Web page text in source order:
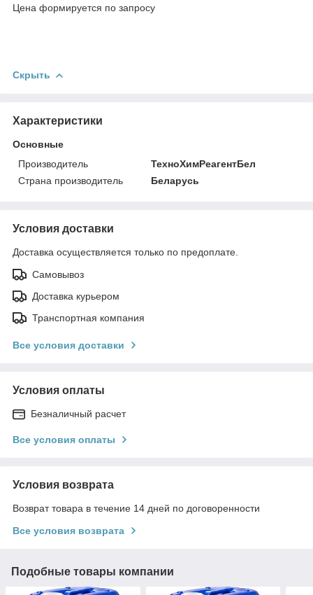
Цена формируется по запросу
Скрыть
Характеристики
Основные
Производитель
ТехноХимРеагентБел
Страна производитель
Беларусь
Условия доставки
Доставка осуществляется только по предоплате.
Самовывоз
Доставка курьером
Транспортная компания
Все условия доставки
Условия оплаты
Безналичный расчет
Все условия оплаты
Условия возврата
Возврат товара в течение 14 дней по договоренности
Все условия возврата
Подобные товары компании